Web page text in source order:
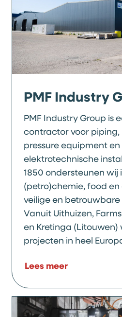
PMF Industry
PMF Industry Group is
contractor voor
pressure equipment en
elektrotechnische
1850 ondersteunen wij
(petro)chemie, food
veilige en betrouwbare
Vanuit Uithuizen,
en Kretinga (Litouwen)
projecten in heel
Lees meer